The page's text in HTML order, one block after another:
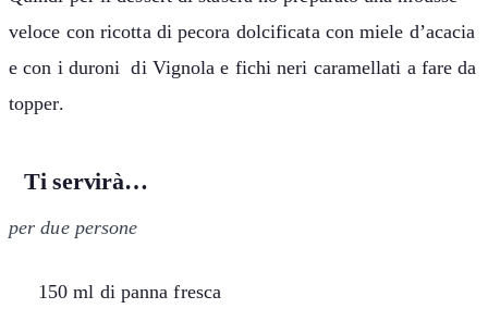
veloce con ricotta di pecora dolcificata con miele d’acacia
e con i duroni di Vignola e fichi neri caramellati a fare da
topper.
Ti servirà…
per due persone
150 ml di panna fresca